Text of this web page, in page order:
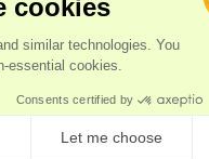
Dolores de cabeza y